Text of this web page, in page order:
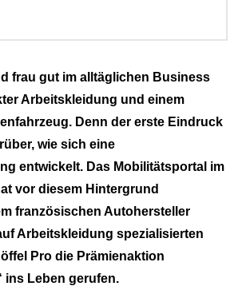
frau gut im alltäglichen Business
Arbeitskleidung und einem
Denn der erste Eindruck
wie sich eine
entwickelt. Das Mobilitätsportal im
vor diesem Hintergrund
französischen Autohersteller
Arbeitskleidung spezialisierten
Pro die Prämienaktion
ins Leben gerufen.